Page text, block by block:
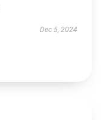
Dec 5, 2024